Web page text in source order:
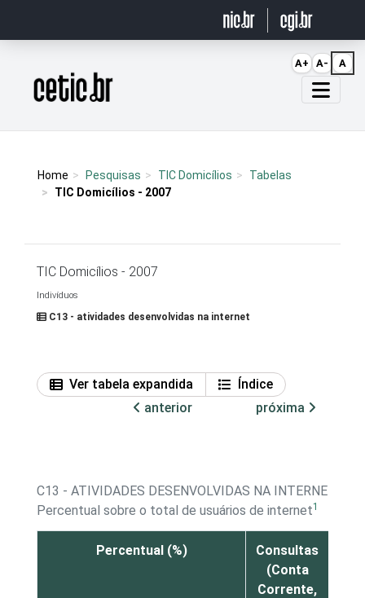
Página inicial
Home Pesquisas TIC Domicílios
Tabelas
TIC Domicílios - 2007
TIC Domicílios - 2007
Indivíduos
C13 - atividades desenvolvidas na internet
Ver tabela expandida
Índice
anterior
próxima
C13 - ATIVIDADES DESENVOLVIDAS NA INTERNET -
Percentual sobre o total de usuários de internet1
Percentual (%)
Consultas
(Conta
Corrente,
A+ A- A